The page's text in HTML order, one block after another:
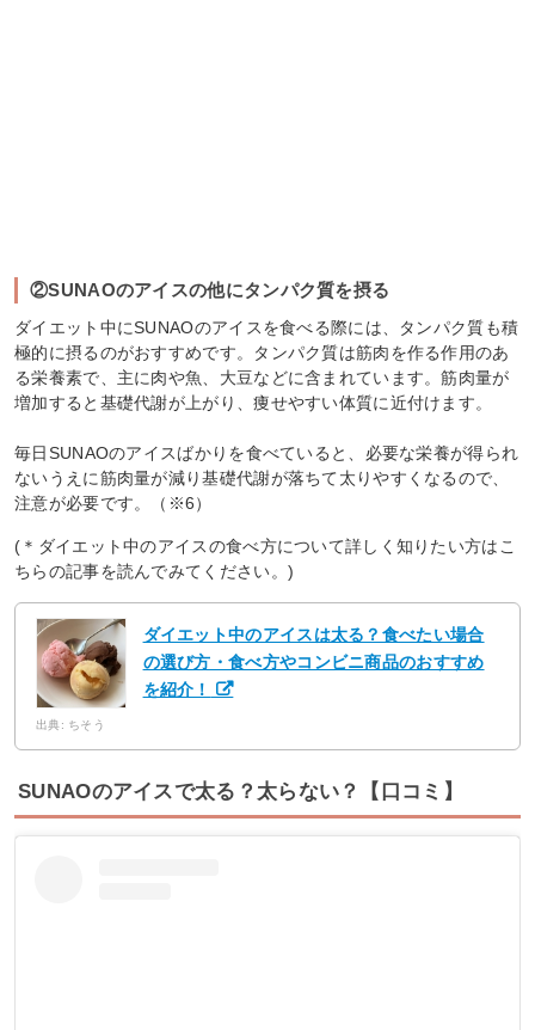
②SUNAOのアイスの他にタンパク質を摂る
ダイエット中にSUNAOのアイスを食べる際には、タンパク質も積
極的に摂るのがおすすめです。タンパク質は筋肉を作る作用のあ
る栄養素で、主に肉や魚、大豆などに含まれています。筋肉量が
増加すると基礎代謝が上がり、痩せやすい体質に近付けます。
毎日SUNAOのアイスばかりを食べていると、必要な栄養が得られ
ないうえに筋肉量が減り基礎代謝が落ちて太りやすくなるので、
注意が必要です。（※6）
(＊ダイエット中のアイスの食べ方について詳しく知りたい方はこ
ちらの記事を読んでみてください。)
ダイエット中のアイスは太る？食べたい場合
の選び方・食べ方やコンビニ商品のおすすめ
を紹介！
出典: ちそう
SUNAOのアイスで太る？太らない？【口コミ】